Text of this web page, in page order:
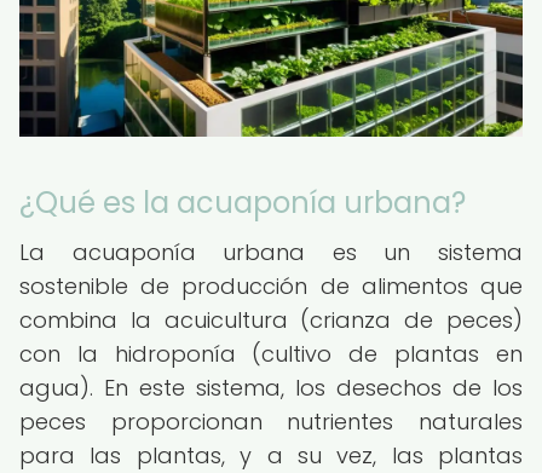
¿Qué es la acuaponía urbana?
La acuaponía urbana es un sistema
sostenible de producción de alimentos que
combina la acuicultura (crianza de peces)
con la hidroponía (cultivo de plantas en
agua). En este sistema, los desechos de los
peces proporcionan nutrientes naturales
para las plantas, y a su vez, las plantas